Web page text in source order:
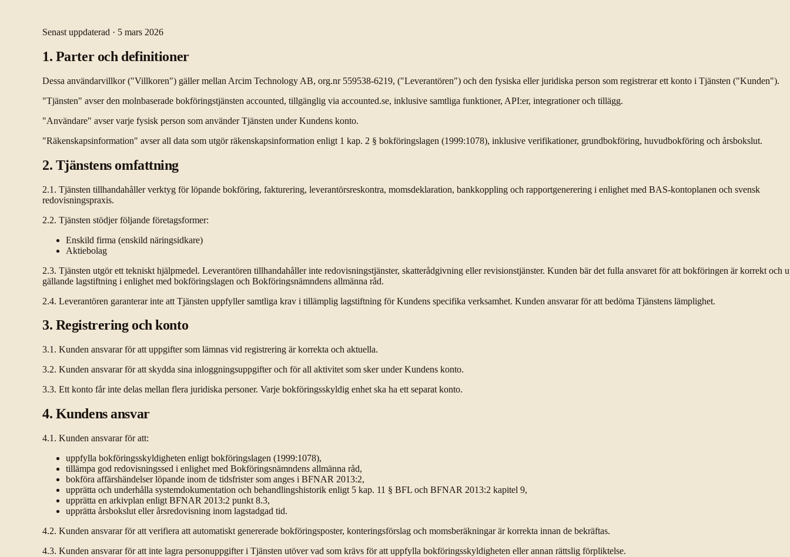
Senast uppdaterad · 5 mars 2026
1. Parter och definitioner
Dessa användarvillkor ("Villkoren") gäller mellan Arcim Technology AB, org.nr 559538-6219, ("Leverantören") och den fysiska eller juridiska person som registrerar ett konto i Tjänsten ("Kunden").
"Tjänsten" avser den molnbaserade bokföringstjänsten accounted, tillgänglig via accounted.se, inklusive samtliga funktioner, API:er, integrationer och tillägg.
"Användare" avser varje fysisk person som använder Tjänsten under Kundens konto.
"Räkenskapsinformation" avser all data som utgör räkenskapsinformation enligt 1 kap. 2 § bokföringslagen (1999:1078), inklusive verifikationer, grundbokföring, huvudbokföring och årsbokslut.
2. Tjänstens omfattning
2.1. Tjänsten tillhandahåller verktyg för löpande bokföring, fakturering, leverantörsreskontra, momsdeklaration, bankkoppling och rapportgenerering i enlighet med BAS-kontoplanen och svensk
redovisningspraxis.
2.2. Tjänsten stödjer följande företagsformer:
Enskild firma (enskild näringsidkare)
Aktiebolag
2.3. Tjänsten utgör ett tekniskt hjälpmedel. Leverantören tillhandahåller inte redovisningstjänster, skatterådgivning eller revisionstjänster. Kunden bär det fulla ansvaret för att bokföringen är korrekt och
gällande lagstiftning i enlighet med bokföringslagen och Bokföringsnämndens allmänna råd.
2.4. Leverantören garanterar inte att Tjänsten uppfyller samtliga krav i tillämplig lagstiftning för Kundens specifika verksamhet. Kunden ansvarar för att bedöma Tjänstens lämplighet.
3. Registrering och konto
3.1. Kunden ansvarar för att uppgifter som lämnas vid registrering är korrekta och aktuella.
3.2. Kunden ansvarar för att skydda sina inloggningsuppgifter och för all aktivitet som sker under Kundens konto.
3.3. Ett konto får inte delas mellan flera juridiska personer. Varje bokföringsskyldig enhet ska ha ett separat konto.
4. Kundens ansvar
4.1. Kunden ansvarar för att:
uppfylla bokföringsskyldigheten enligt bokföringslagen (1999:1078),
tillämpa god redovisningssed i enlighet med Bokföringsnämndens allmänna råd,
bokföra affärshändelser löpande inom de tidsfrister som anges i BFNAR 2013:2,
upprätta och underhålla systemdokumentation och behandlingshistorik enligt 5 kap. 11 § BFL och BFNAR 2013:2 kapitel 9,
upprätta en arkivplan enligt BFNAR 2013:2 punkt 8.3,
upprätta årsbokslut eller årsredovisning inom lagstadgad tid.
4.2. Kunden ansvarar för att verifiera att automatiskt genererade bokföringsposter, konteringsförslag och momsberäkningar är korrekta innan de bekräftas.
4.3. Kunden ansvarar för att inte lagra personuppgifter i Tjänsten utöver vad som krävs för att uppfylla bokföringsskyldigheten eller annan rättslig förpliktelse.